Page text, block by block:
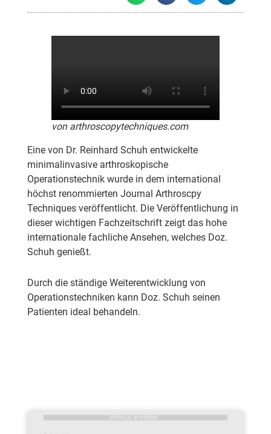
von arthroscopytechniques.com
Eine von Dr. Reinhard Schuh entwickelte
minimalinvasive arthroskopische
Operationstechnik wurde in dem international
höchst renommierten Journal Arthroscpy
Techniques veröffentlicht. Die Veröffentlichung in
dieser wichtigen Fachzeitschrift zeigt das hohe
internationale fachliche Ansehen, welches Doz.
Schuh genießt.
Durch die ständige Weiterentwicklung von
Operationstechniken kann Doz. Schuh seinen
Patienten ideal behandeln.